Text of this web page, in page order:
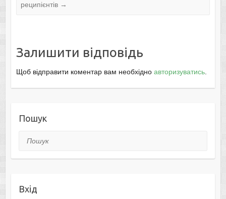
реципієнтів →
Залишити відповідь
Щоб відправити коментар вам необхідно авторизуватись.
Пошук
Пошук
Вхід